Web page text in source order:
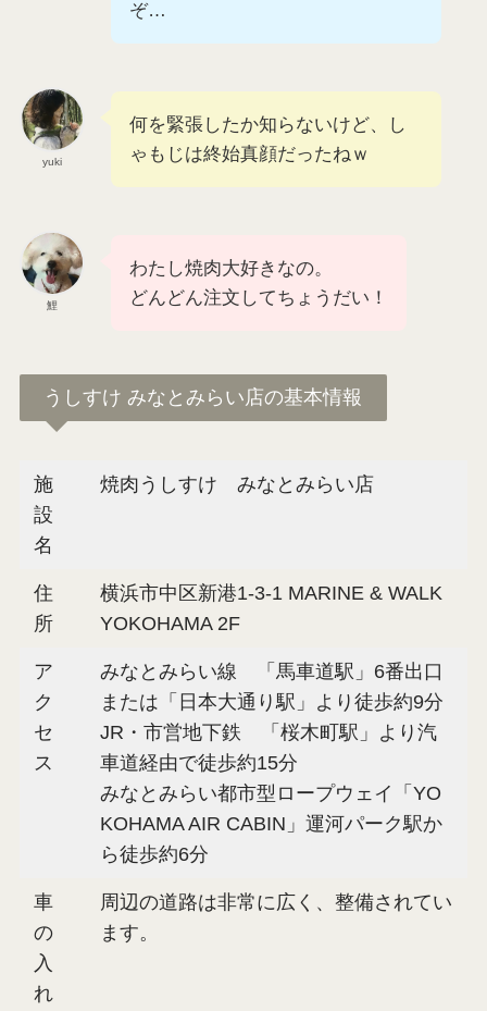
ぞ…
yuki
何を緊張したか知らないけど、し
ゃもじは終始真顔だったねｗ
鯉
わたし焼肉大好きなの。
どんどん注文してちょうだい！
うしすけ みなとみらい店の基本情報
施
設
名
焼肉うしすけ みなとみらい店
住
所
横浜市中区新港1-3-1 MARINE & WALK
YOKOHAMA 2F
ア
ク
セ
ス
みなとみらい線 「馬車道駅」6番出口
または「日本大通り駅」より徒歩約9分
JR・市営地下鉄 「桜木町駅」より汽
車道経由で徒歩約15分
みなとみらい都市型ロープウェイ「YO
KOHAMA AIR CABIN」運河パーク駅か
ら徒歩約6分
車
の
入
れ
周辺の道路は非常に広く、整備されてい
ます。